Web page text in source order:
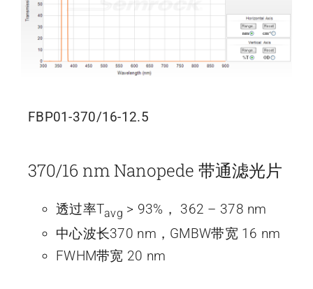
FBP01-370/16-12.5
370/16 nm Nanopede 带通滤光片
透过率Tavg > 93%， 362 – 378 nm
中心波长370 nm，GMBW带宽 16 nm
FWHM带宽 20 nm